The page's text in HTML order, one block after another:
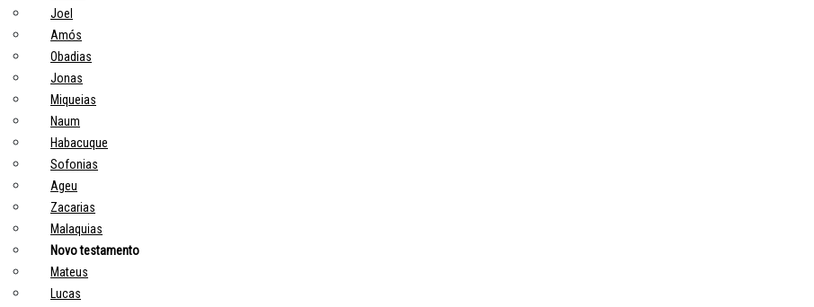
Joel
Amós
Obadias
Jonas
Miqueias
Naum
Habacuque
Sofonias
Ageu
Zacarias
Malaquias
Novo testamento
Mateus
Lucas